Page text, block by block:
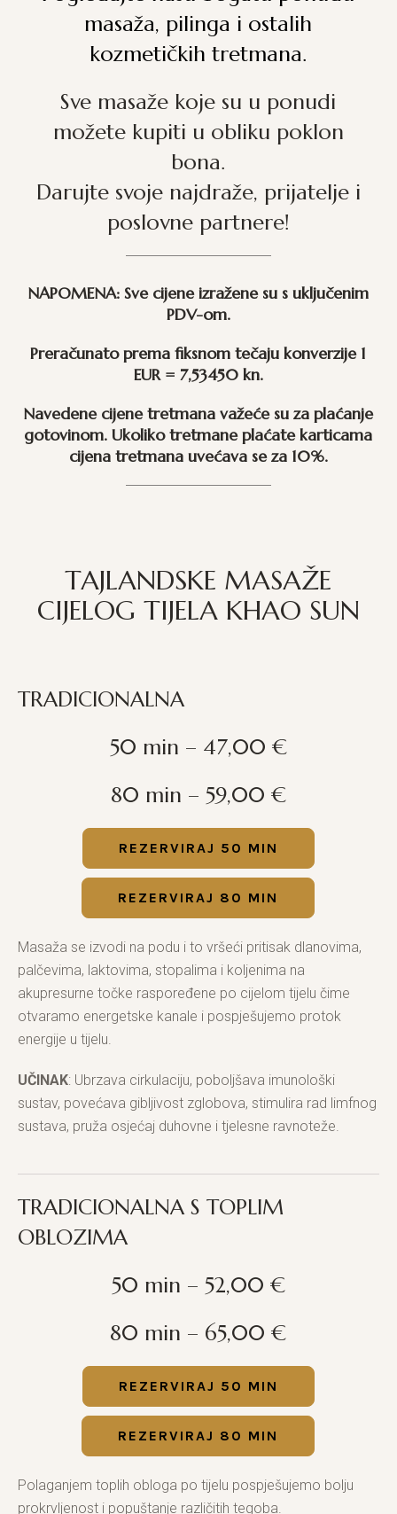
masaža, pilinga i ostalih
kozmetičkih tretmana.
Sve masaže koje su u ponudi
možete kupiti u obliku poklon
bona.
Darujte svoje najdraže, prijatelje i
poslovne partnere!
NAPOMENA: Sve cijene izražene su s uključenim
PDV-om.
Preračunato prema fiksnom tečaju konverzije 1
EUR = 7,53450 kn.
Navedene cijene tretmana važeće su za plaćanje
gotovinom. Ukoliko tretmane plaćate karticama
cijena tretmana uvećava se za 10%.
TAJLANDSKE MASAŽE
CIJELOG TIJELA KHAO SUN
TRADICIONALNA
50 min – 47,00 €
80 min – 59,00 €
REZERVIRAJ 50 MIN
REZERVIRAJ 80 MIN
Masaža se izvodi na podu i to vršeći pritisak dlanovima,
palčevima, laktovima, stopalima i koljenima na
akupresurne točke raspoređene po cijelom tijelu čime
otvaramo energetske kanale i pospješujemo protok
energije u tijelu.
UČINAK: Ubrzava cirkulaciju, poboljšava imunološki
sustav, povećava gibljivost zglobova, stimulira rad limfnog
sustava, pruža osjećaj duhovne i tjelesne ravnoteže.
TRADICIONALNA S TOPLIM
OBLOZIMA
50 min – 52,00 €
80 min – 65,00 €
REZERVIRAJ 50 MIN
REZERVIRAJ 80 MIN
Polaganjem toplih obloga po tijelu pospješujemo bolju
prokrvljenost i popuštanje različitih tegoba.